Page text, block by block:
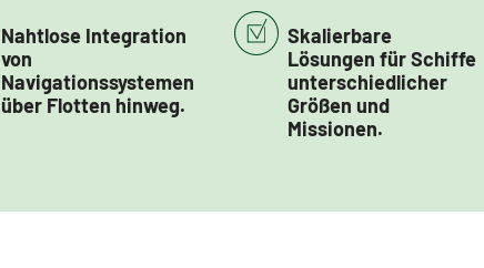
Nahtlose Integration
von
Navigationssystemen
über Flotten hinweg.
Skalierbare
Lösungen für Schiffe
unterschiedlicher
Größen und
Missionen.